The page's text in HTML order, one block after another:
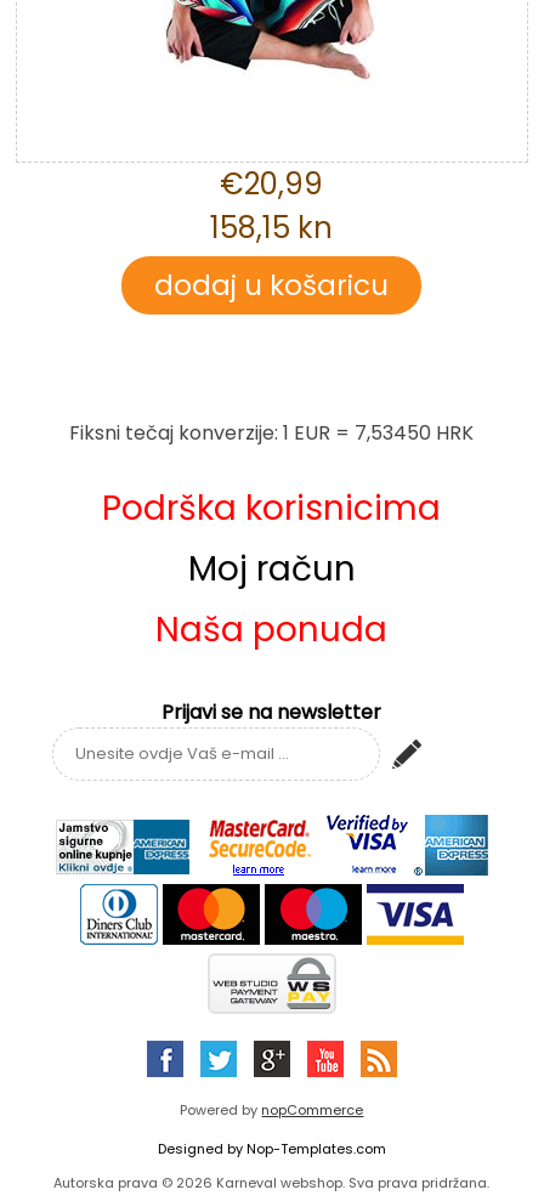
€20,99
158,15 kn
Fiksni tečaj konverzije: 1 EUR = 7,53450 HRK
Podrška korisnicima
Moj račun
Naša ponuda
Prijavi se na newsletter
Powered by nopCommerce
Designed byNop-Templates.com
Autorska prava © 2026 Karneval webshop. Sva prava pridržana.